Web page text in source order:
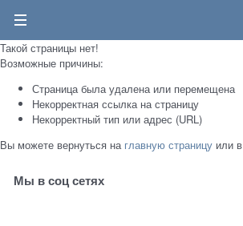
Такой страницы нет!
Возможные причины:
Страница была удалена или перемещена
Некорректная ссылка на страницу
Некорректный тип или адрес (URL)
Вы можете вернуться на главную страницу или в
Мы в соц сетях